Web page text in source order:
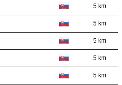
5 km
5 km
5 km
5 km
5 km